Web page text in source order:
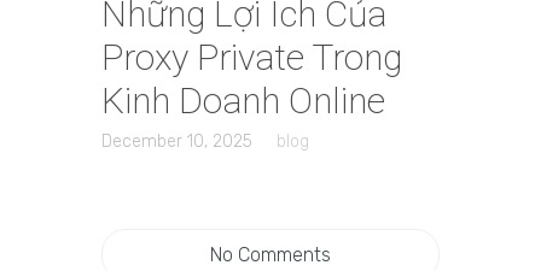
Những Lợi Ích Của
Proxy Private Trong
Kinh Doanh Online
December 10, 2025 blog
No Comments